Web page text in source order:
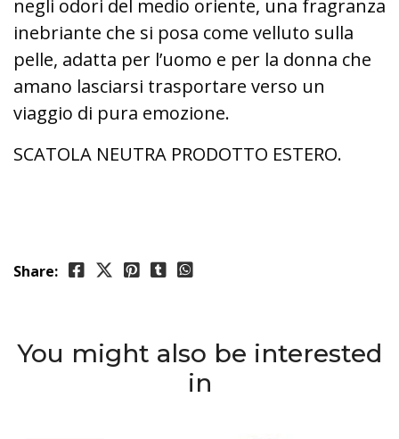
negli odori del medio oriente, una fragranza
inebriante che si posa come velluto sulla
pelle, adatta per l’uomo e per la donna che
amano lasciarsi trasportare verso un
viaggio di pura emozione.
SCATOLA NEUTRA PRODOTTO ESTERO.
Share:
You might also be interested
in